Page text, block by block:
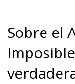
Sobre el